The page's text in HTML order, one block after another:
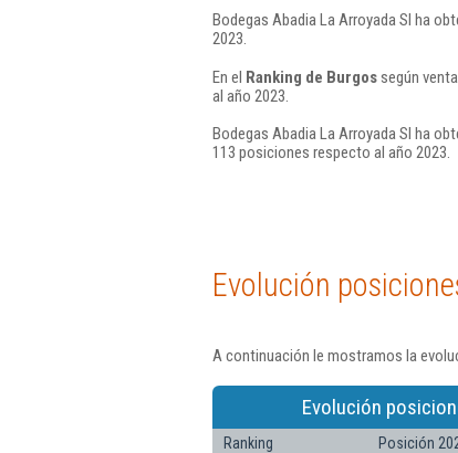
Bodegas Abadia La Arroyada Sl ha
2023.
En el Ranking de Burgossegún
al año 2023.
Bodegas Abadia La Arroyada Sl ha
113 posiciones respecto al año 2023.
Evolución
A continuación le mostramos la
Evolución
Ranking Posición